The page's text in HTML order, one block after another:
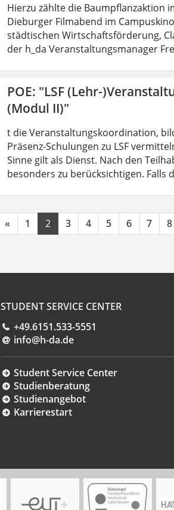
Hierzu zählte die Baumpflanzaktion
Dieburger Filmabend im
städtischen Wirtschaftsförderung,
der h_da Veranstaltungsmanager
POE: "LSF (Lehr-
(Modul II)"
t die Veranstaltungskoordination,
Präsenz-Schulungen zu LSF
Sinne gilt als Dienst. Nach den
besonders zu berücksichtigen. Falls
« 1 2 3 4 5 6 7 8
STUDENT SERVICE CENTER
+49.6151.533-5551
info@h-da.de
Student Service Center
Studienberatung
Studienangebot
Karrierestart